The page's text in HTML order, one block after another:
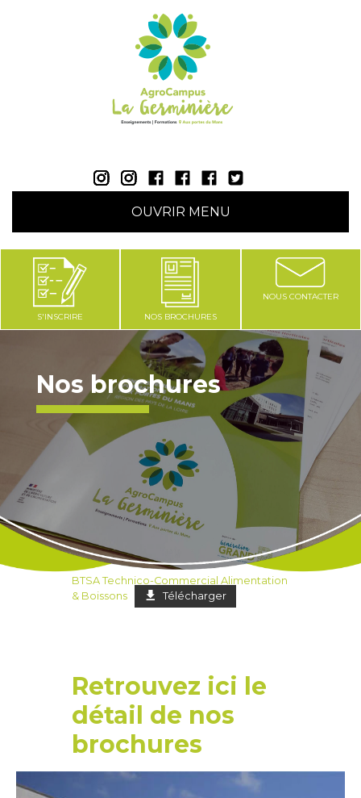
OUVRIR MENU
S'INSCRIRE NOS BROCHURES
NOUS CONTACTER
Nos brochures
BTSA Technico-Commercial Alimentation
& Boissons
Télécharger
Retrouvez ici le
détail de nos
brochures